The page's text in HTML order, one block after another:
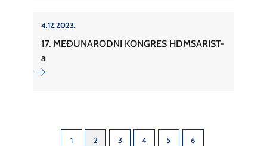
4.12.2023.
17. MEĐUNARODNI KONGRES HDMSARIST-
a
1 2 3 4 5 6